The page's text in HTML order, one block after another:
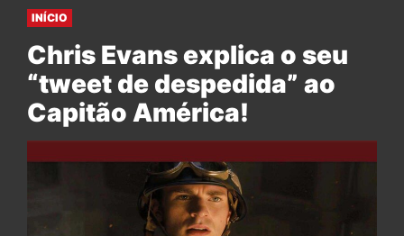
INÍCIO
Chris Evans explica o seu
“tweet de despedida” ao
Capitão América!